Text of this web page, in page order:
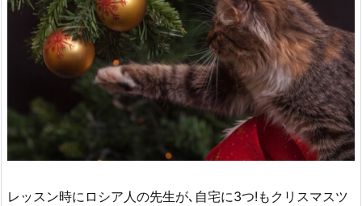
レッスン時にロシア人の先生が､自宅に3つ!もクリスマスツ